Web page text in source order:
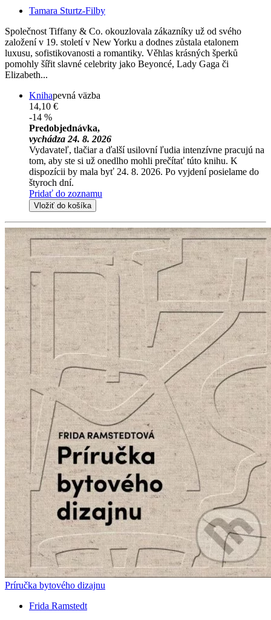
Tamara Sturtz-Filby
Společnost Tiffany & Co. okouzlovala zákazníky už od svého
založení v 19. století v New Yorku a dodnes zůstala etalonem
luxusu, sofistikovanosti a romantiky. Věhlas krásných šperků
pomohly šířit slavné celebrity jako Beyoncé, Lady Gaga či
Elizabeth...
Knihapevná väzba
14,10 €
-14 %
Predobjednávka,
vychádza 24. 8. 2026
Vydavateľ, tlačiar a ďalší usilovní ľudia intenzívne pracujú na
tom, aby ste si už onedlho mohli prečítať túto knihu. K
dispozícii by mala byť 24. 8. 2026. Po vyjdení posielame do
štyroch dní.
Pridať do zoznamu
Vložiť do košíka
Príručka bytového dizajnu
Frida Ramstedt